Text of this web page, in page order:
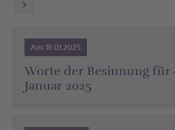
Am 18.01.2025
Worte der Besinnung für
Januar 2025